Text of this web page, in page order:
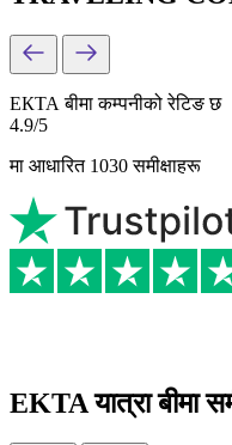
ЕКТА बीमा कम्पनीको रेटिङ छ
4.9/5
मा आधारित 1030 समीक्षाहरू
EKTA यात्रा बीमा